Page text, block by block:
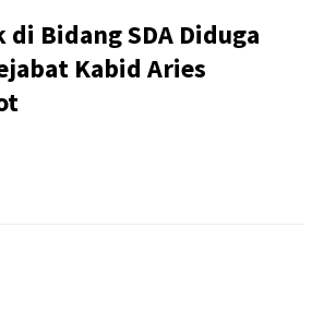
Bidang SDA Diduga
Kabid Aries